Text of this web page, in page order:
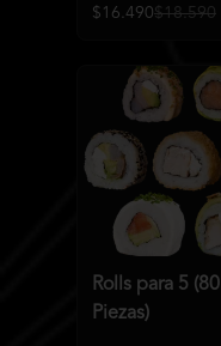
$16.490$18.590
Rolls para 5 (80
Piezas)